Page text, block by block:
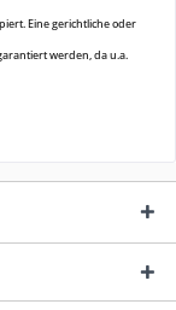
Eine gerichtliche oder
werden, da u.a.